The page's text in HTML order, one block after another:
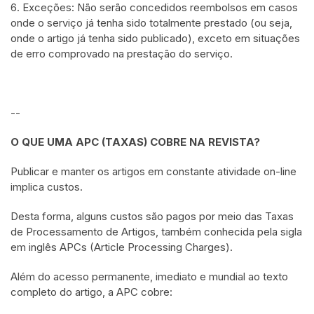
6. Exceções: Não serão concedidos reembolsos em casos
onde o serviço já tenha sido totalmente prestado (ou seja,
onde o artigo já tenha sido publicado), exceto em situações
de erro comprovado na prestação do serviço.
--
O QUE UMA APC (TAXAS) COBRE NA REVISTA?
Publicar e manter os artigos em constante atividade on-line
implica custos.
Desta forma, alguns custos são pagos por meio das Taxas
de Processamento de Artigos, também conhecida pela sigla
em inglês APCs (Article Processing Charges).
Além do acesso permanente, imediato e mundial ao texto
completo do artigo, a APC cobre: